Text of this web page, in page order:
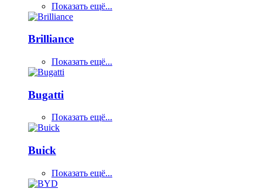
Показать ещё...
Brilliance
Показать ещё...
Bugatti
Показать ещё...
Buick
Показать ещё...